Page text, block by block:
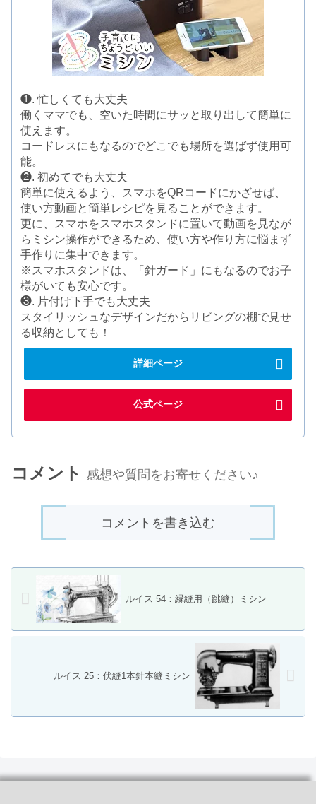
❶. 忙しくても大丈夫
働くママでも、空いた時間にサッと取り出して簡単に
使えます。
コードレスにもなるのでどこでも場所を選ばず使用可
能。
❷. 初めてでも大丈夫
簡単に使えるよう、スマホをQRコードにかざせば、
使い方動画と簡単レシピを見ることができます。
更に、スマホをスマホスタンドに置いて動画を見なが
らミシン操作ができるため、使い方や作り方に悩まず
手作りに集中できます。
※スマホスタンドは、「針ガード」にもなるのでお子
様がいても安心です。
❸. 片付け下手でも大丈夫
スタイリッシュなデザインだからリビングの棚で見せ
る収納としても！
詳細ページ
公式ページ
コメント 感想や質問をお寄せください♪
コメントを書き込む
ルイス 54：縁縫用（跳縫）ミシン
ルイス 25：伏縫1本針本縫ミシン